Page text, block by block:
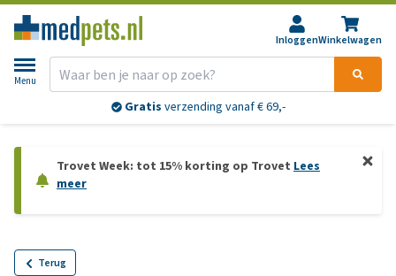
InloggenWinkelwagen
Menu
Gratis verzending vanaf € 69,-
Trovet Week: tot 15% korting op Trovet Lees
meer
Terug